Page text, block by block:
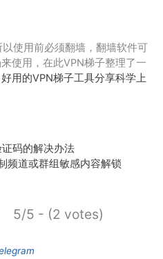
使用前必须翻墙，翻墙软件可
使用，在此VPN梯子整理了一
好用的VPN梯子工具分享科学上
码的解决办法
频道或群组敏感内容解锁
5/5 - (2 votes)